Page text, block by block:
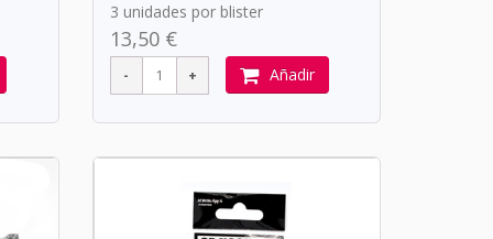
3 unidades por blister
13,50 €
Añadir